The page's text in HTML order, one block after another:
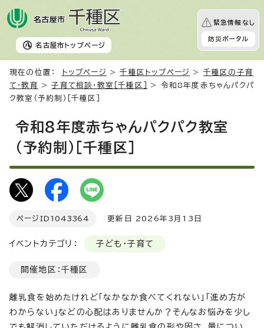
名古屋市 トップページ
緊急情報なし
防災ポータル
現在の位置： トップページ >千種区トップページ > 千種区の子育
て・教育
>子育て相談・教室［千種区］
> 令和8年度赤ちゃんパクパ
ク教室（予約制）［千種区］
令和8年度赤ちゃんパクパク教室
（予約制）［千種区］
ページID 1043364 更新日 2026年3月13日
イベントカテゴリ： 子ども・子育て
開催地区：千種区
離乳食を始めたけれど「なかなか食べてくれない」「進め方が
わからない」などの心配はありませんか？そんなお悩みを少し